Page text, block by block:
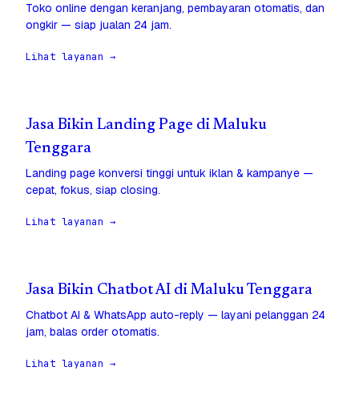
Toko online dengan keranjang, pembayaran otomatis, dan
ongkir — siap jualan 24 jam.
Lihat layanan →
Jasa Bikin Landing Page di Maluku
Tenggara
Landing page konversi tinggi untuk iklan & kampanye —
cepat, fokus, siap closing.
Lihat layanan →
Jasa Bikin Chatbot AI di Maluku Tenggara
Chatbot AI & WhatsApp auto-reply — layani pelanggan 24
jam, balas order otomatis.
Lihat layanan →